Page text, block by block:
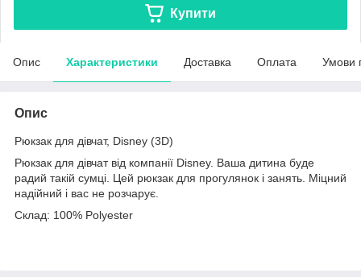
Купити
Опис Характеристики Доставка Оплата Умови
Опис
Рюкзак для дівчат, Disney (3D)
Рюкзак для дівчат від компанії Disney. Ваша дитина буде
радий такій сумці. Цей рюкзак для прогулянок і занять. Міцний
надійний і вас не розчарує.
Склад: 100% Polyester